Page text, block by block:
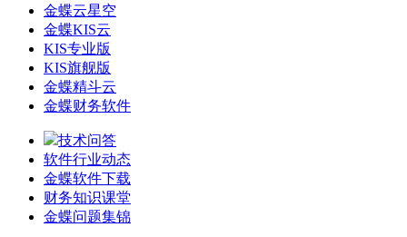
金蝶云星空
金蝶KIS云
KIS专业版
KIS旗舰版
金蝶精斗云
金蝶财务软件
技术问答
软件行业动态
金蝶软件下载
财务知识课堂
金蝶问题集锦